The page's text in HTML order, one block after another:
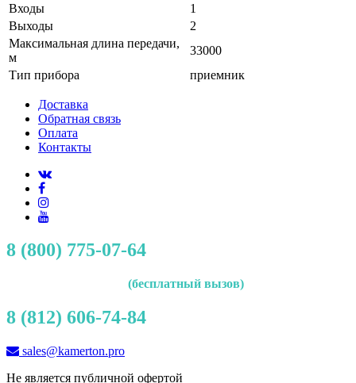
Входы
1
Выходы
2
Максимальная длина передачи,
м
33000
Тип прибора
приемник
Доставка
Обратная связь
Оплата
Контакты
8 (800) 775-07-64
(бесплатный вызов)
8 (812) 606-74-84
sales@kamerton.pro
Не является публичной офертой